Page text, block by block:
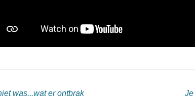
was...wat er ontbrak Je